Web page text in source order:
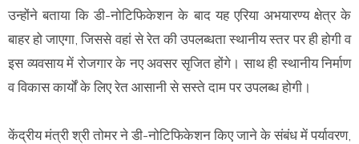
उन्होंने बताया कि डी-नोटिफिकेशन के बाद यह एरिया अभयारण्य क्षेत्र के
बाहर हो जाएगा, जिससे वहां से रेत की उपलब्धता स्थानीय स्तर पर ही होगी व
इस व्यवसाय में रोजगार के नए अवसर सृजित होंगे। साथ ही स्थानीय निर्माण
व विकास कार्यों के लिए रेत आसानी से सस्ते दाम पर उपलब्ध होगी।
केंद्रीय मंत्री श्री तोमर ने डी-नोटिफिकेशन किए जाने के संबंध में पर्यावरण,